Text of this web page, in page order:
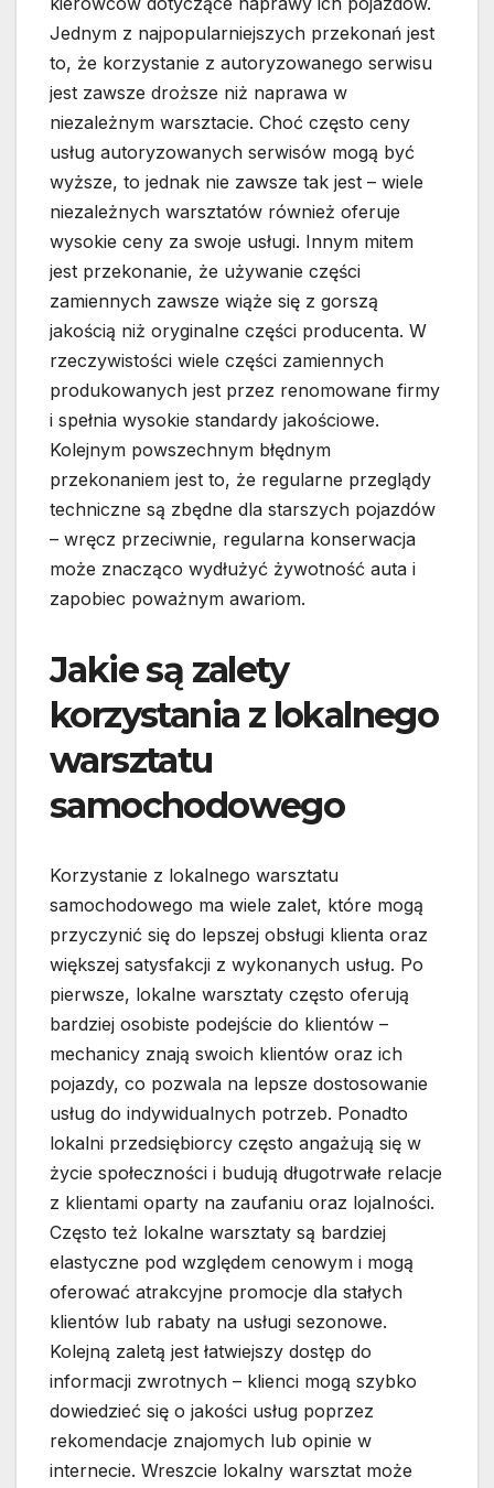
Jednym z najpopularniejszych przekonań jest
to, że korzystanie z autoryzowanego serwisu
jest zawsze droższe niż naprawa w
niezależnym warsztacie. Choć często ceny
usług autoryzowanych serwisów mogą być
wyższe, to jednak nie zawsze tak jest – wiele
niezależnych warsztatów również oferuje
wysokie ceny za swoje usługi. Innym mitem
jest przekonanie, że używanie części
zamiennych zawsze wiąże się z gorszą
jakością niż oryginalne części producenta. W
rzeczywistości wiele części zamiennych
produkowanych jest przez renomowane firmy
i spełnia wysokie standardy jakościowe.
Kolejnym powszechnym błędnym
przekonaniem jest to, że regularne przeglądy
techniczne są zbędne dla starszych pojazdów
– wręcz przeciwnie, regularna konserwacja
może znacząco wydłużyć żywotność auta i
zapobiec poważnym awariom.
Jakie są zalety
korzystania z lokalnego
warsztatu
samochodowego
Korzystanie z lokalnego warsztatu
samochodowego ma wiele zalet, które mogą
przyczynić się do lepszej obsługi klienta oraz
większej satysfakcji z wykonanych usług. Po
pierwsze, lokalne warsztaty często oferują
bardziej osobiste podejście do klientów –
mechanicy znają swoich klientów oraz ich
pojazdy, co pozwala na lepsze dostosowanie
usług do indywidualnych potrzeb. Ponadto
lokalni przedsiębiorcy często angażują się w
życie społeczności i budują długotrwałe relacje
z klientami oparty na zaufaniu oraz lojalności.
Często też lokalne warsztaty są bardziej
elastyczne pod względem cenowym i mogą
oferować atrakcyjne promocje dla stałych
klientów lub rabaty na usługi sezonowe.
Kolejną zaletą jest łatwiejszy dostęp do
informacji zwrotnych – klienci mogą szybko
dowiedzieć się o jakości usług poprzez
rekomendacje znajomych lub opinie w
internecie. Wreszcie lokalny warsztat może